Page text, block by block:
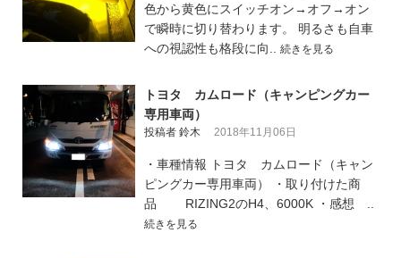
色から黄色にスイッチオン→オフ→オン
で瞬時に切り替わります。 明るさも自車
への視認性も格段に向.. 続きを見る
トヨタ カムロード（キャンピングカー
専用車両）
投稿者 鈴木 2018年11月06日
・車種情報 トヨタ カムロード（キャン
ピングカー専用車両） ・取り付けた商
品 RIZING2のH4、6000K ・感想 ..
続きを見る